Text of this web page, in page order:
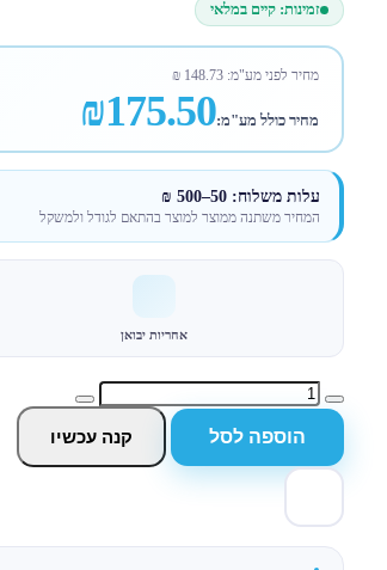
זמינות: קיים במלאי
מחיר לפני מע"מ:148.73
₪
מחיר כולל מע"מ:₪175.50
עלות משלוח: 50–500 ₪
המחיר משתנה ממוצר למוצר בהתאם לגודל ולמשקל
אחריות יבואן
הוספה לסל קנה עכשיו